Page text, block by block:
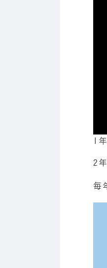
1
2
毎